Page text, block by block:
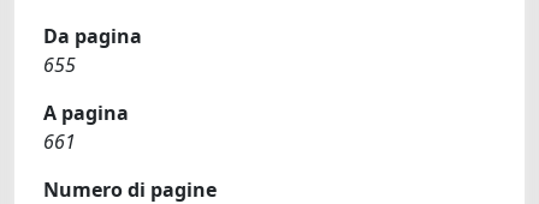
Da pagina
655
A pagina
661
Numero di pagine